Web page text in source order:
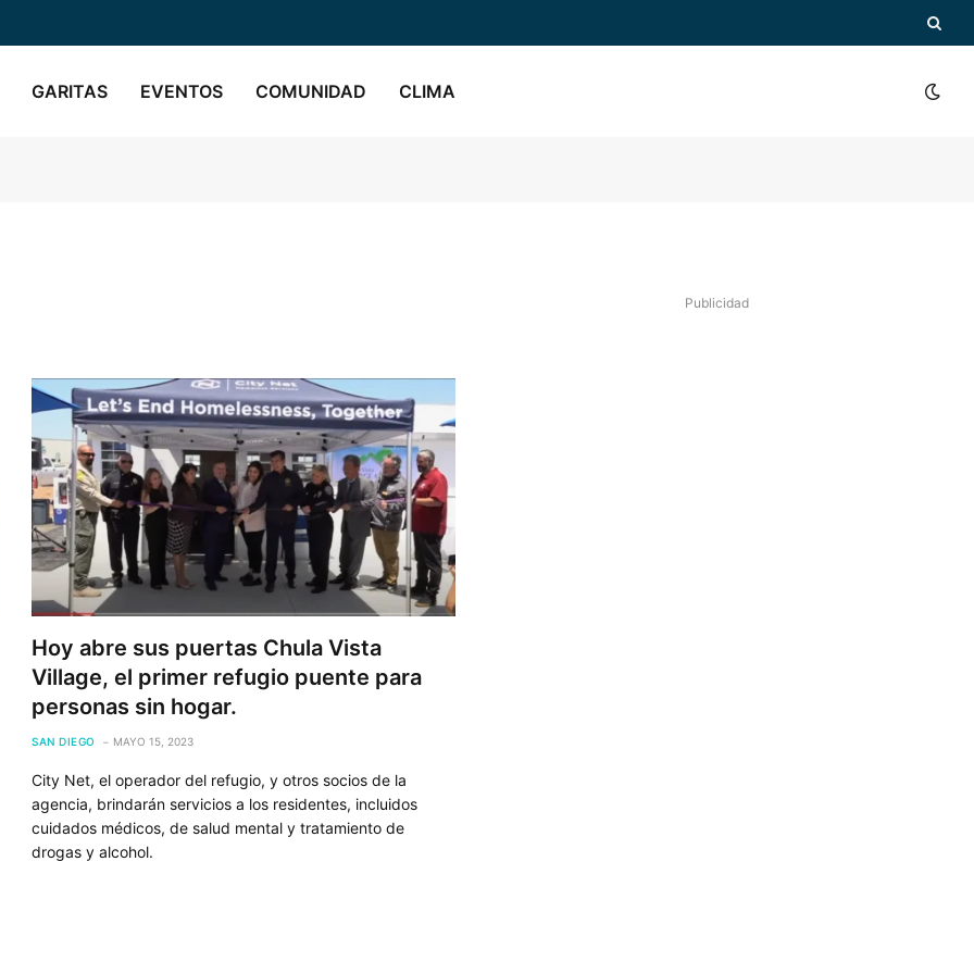
GARITAS EVENTOS COMUNIDAD CLIMA
Hoy abre sus puertas Chula Vista
Village, el primer refugio puente para
personas sin hogar.
SAN DIEGO MAYO 15, 2023
City Net, el operador del refugio, y otros socios de la
agencia, brindarán servicios a los residentes, incluidos
cuidados médicos, de salud mental y tratamiento de
drogas y alcohol.
Publicidad